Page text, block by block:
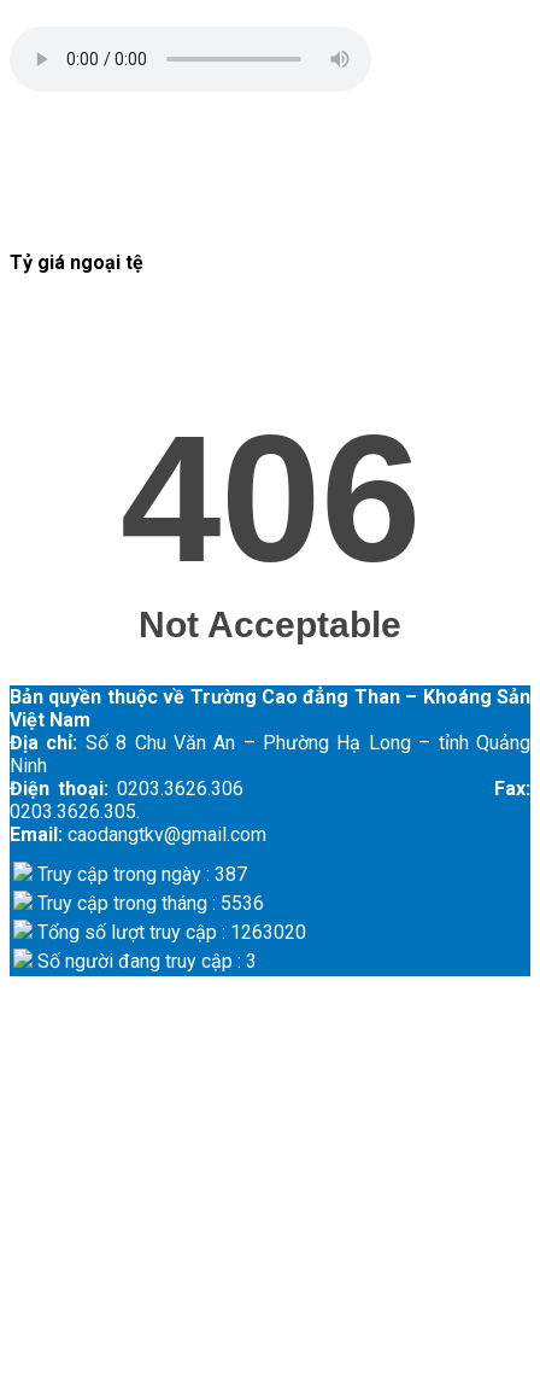
Tỷ giá ngoại tệ
Bản quyền thuộc về Trường Cao đẳng Than – Khoáng Sản
Việt Nam
Địa chỉ: Số 8 Chu Văn An – Phường Hạ Long – tỉnh Quảng
Ninh
Điện thoại: 0203.3626.306 Fax:
0203.3626.305.
Email: caodangtkv@gmail.com
Truy cập trong ngày : 387
Truy cập trong tháng : 5536
Tổng số lượt truy cập : 1263020
Số người đang truy cập : 3